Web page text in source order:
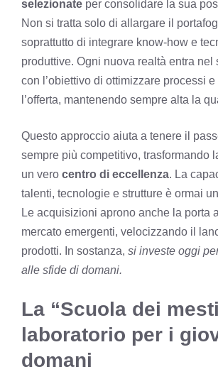
selezionate per consolidare la sua
Non si tratta solo di allargare il
soprattutto di integrare know-how e
produttive. Ogni nuova realtà entra nel
con l’obiettivo di ottimizzare processi
l’offerta, mantenendo sempre alta la
Questo approccio aiuta a tenere il
sempre più competitivo, trasformando
un vero centro di eccellenza. La
talenti, tecnologie e strutture è ormai
Le acquisizioni aprono anche la porta
mercato emergenti, velocizzando il
prodotti. In sostanza, si investe oggi
alle sfide di domani.
La “Scuola dei
laboratorio per i
domani